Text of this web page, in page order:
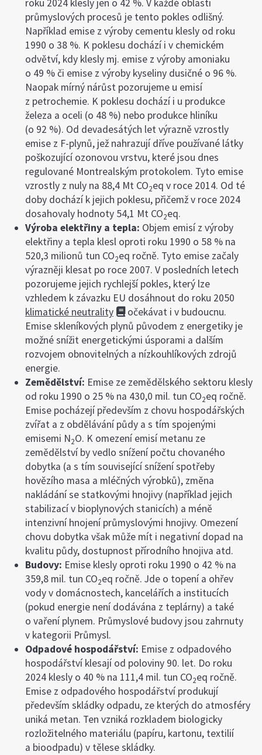
roku 2024 klesly jen o 42 %. V každé oblasti
průmyslových procesů je tento pokles odlišný.
Například emise z výroby cementu klesly od roku
1990 o 38 %. K poklesu dochází i v chemickém
odvětví, kdy klesly mj. emise z výroby amoniaku
o 49 % či emise z výroby kyseliny dusičné o 96 %.
Naopak mírný nárůst pozorujeme u emisí
z petrochemie. K poklesu dochází i u produkce
železa a oceli (o 48 %) nebo produkce hliníku
(o 92 %). Od devadesátých let výrazně vzrostly
emise z F-plynů, jež nahrazují dříve používané látky
poškozující ozonovou vrstvu, které jsou dnes
regulované Montrealským protokolem. Tyto emise
vzrostly z nuly na 88,4 Mt CO2eq v roce 2014. Od té
doby dochází k jejich poklesu, přičemž v roce 2024
dosahovaly hodnoty 54,1 Mt CO2eq.
Výroba elektřiny a tepla: Objem emisí z výroby
elektřiny a tepla klesl oproti roku 1990 o 58 % na
520,3 milionů tun CO2eq ročně. Tyto emise začaly
výrazněji klesat po roce 2007. V posledních letech
pozorujeme jejich rychlejší pokles, který lze
vzhledem k závazku EU dosáhnout do roku 2050
klimatické neutrality
očekávat i v budoucnu.
Emise skleníkových plynů původem z energetiky je
možné snížit energetickými úsporami a dalším
rozvojem obnovitelných a nízkouhlíkových zdrojů
energie.
Zemědělství: Emise ze zemědělského sektoru klesly
od roku 1990 o 25 % na 430,0 mil. tun CO2eq ročně.
Emise pocházejí především z chovu hospodářských
zvířat a z obdělávání půdy a s tím spojenými
emisemi N2O. K omezení emisí metanu ze
zemědělství by vedlo snížení počtu chovaného
dobytka (a s tím související snížení spotřeby
hovězího masa a mléčných výrobků), změna
nakládání se statkovými hnojivy (například jejich
stabilizací v bioplynových stanicích) a méně
intenzivní hnojení průmyslovými hnojivy. Omezení
chovu dobytka však může mít i negativní dopad na
kvalitu půdy, dostupnost přírodního hnojiva atd.
Budovy: Emise klesly oproti roku 1990 o 42 % na
359,8 mil. tun CO2eq ročně. Jde o topení a ohřev
vody v domácnostech, kancelářích a institucích
(pokud energie není dodávána z teplárny) a také
o vaření plynem. Průmyslové budovy jsou zahrnuty
v kategorii Průmysl.
Odpadové hospodářství: Emise z odpadového
hospodářství klesají od poloviny 90. let. Do roku
2024 klesly o 40 % na 111,4 mil. tun CO2eq ročně.
Emise z odpadového hospodářství produkují
především skládky odpadu, ze kterých do atmosféry
uniká metan. Ten vzniká rozkladem biologicky
rozložitelného materiálu (papíru, kartonu, textilií
a bioodpadu) v tělese skládky.